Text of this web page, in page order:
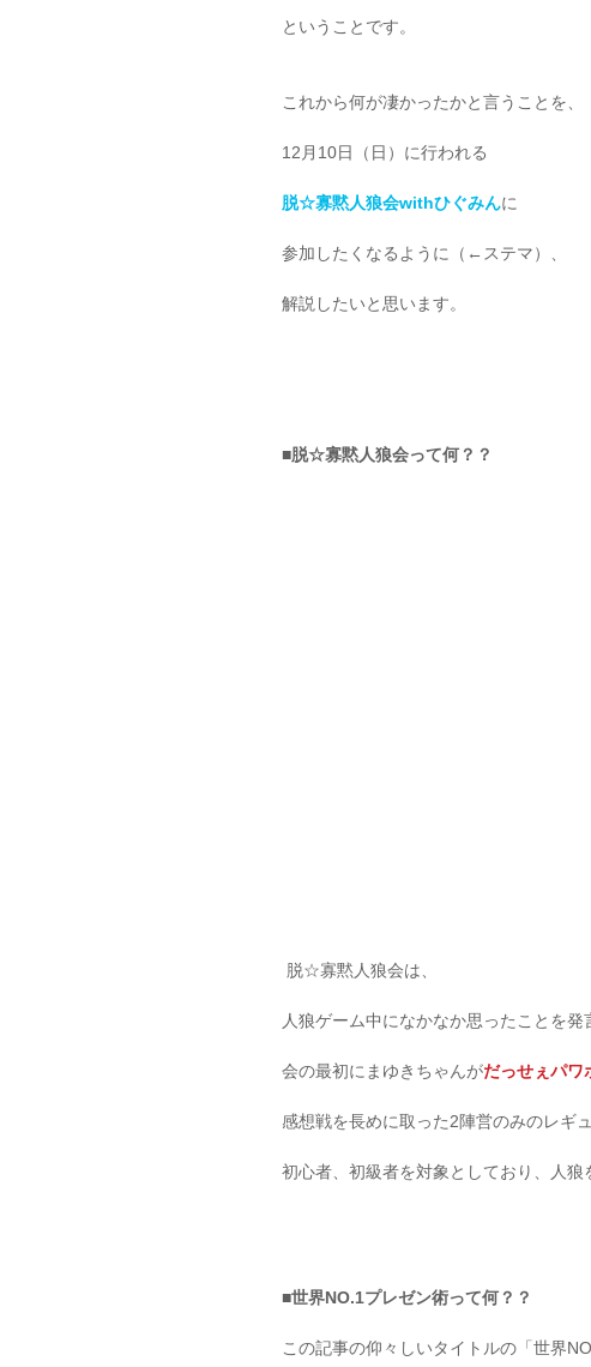
ということです。
これから何が凄かったかと言うことを、
12月10日（日）に行われる
脱☆寡黙人狼会withひぐみんに
参加したくなるように（←ステマ）、
解説したいと思います。
■脱☆寡黙人狼会って何？？
脱☆寡黙人狼会は、
人狼ゲーム中になかなか思ったことを
会の最初にまゆきちゃんがだっせぇパワ
感想戦を長めに取った2陣営のみのレギ
初心者、初級者を対象としており、人狼
■世界NO.1プレゼン術って何？？
この記事の仰々しいタイトルの「世界